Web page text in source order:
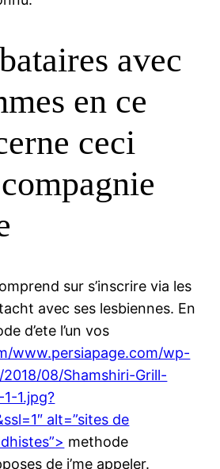
avec
en ce
ceci
sur s’inscrire via les
avec ses lesbiennes. En
d’ete l’un vos
www.persiapage.com/wp-
08/Shamshiri-Grill-
1.jpg?
alt=”sites de
methode
de j’me appeler.